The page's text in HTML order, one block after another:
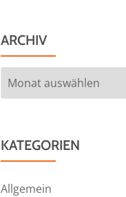
ARCHIV
Archiv
KATEGORIEN
Allgemein